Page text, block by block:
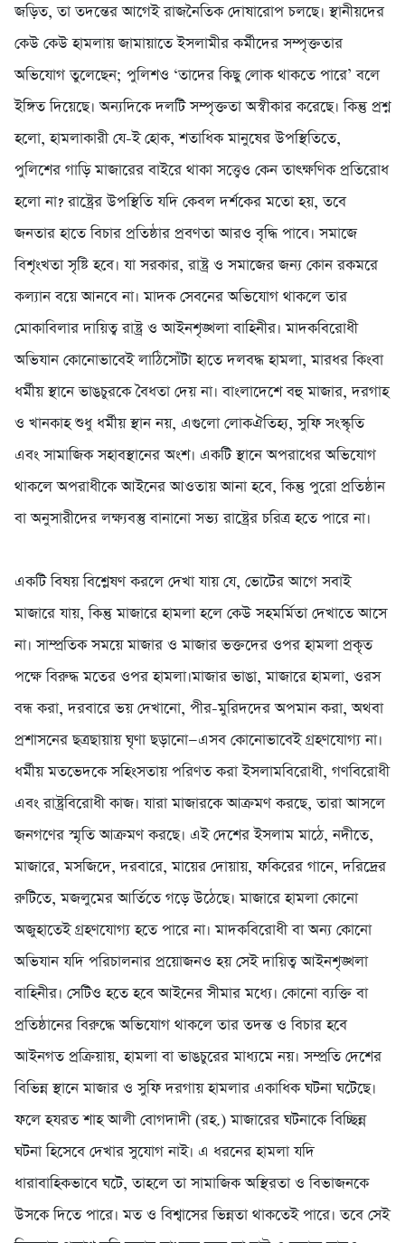
জড়িত, তা তদন্তের আগেই রাজনৈতিক দোষারোপ চলছে। স্থানীয়দের
কেউ কেউ হামলায় জামায়াতে ইসলামীর কর্মীদের সম্পৃক্ততার
অভিযোগ তুলেছেন; পুলিশও ‘তাদের কিছু লোক থাকতে পারে’ বলে
ইঙ্গিত দিয়েছে। অন্যদিকে দলটি সম্পৃক্ততা অস্বীকার করেছে। কিন্তু প্রশ্ন
হলো, হামলাকারী যে-ই হোক, শতাধিক মানুষের উপস্থিতিতে,
পুলিশের গাড়ি মাজারের বাইরে থাকা সত্ত্বেও কেন তাৎক্ষণিক প্রতিরোধ
হলো না? রাষ্ট্রের উপস্থিতি যদি কেবল দর্শকের মতো হয়, তবে
জনতার হাতে বিচার প্রতিষ্ঠার প্রবণতা আরও বৃদ্ধি পাবে। সমাজে
বিশৃংখতা সৃষ্টি হবে। যা সরকার, রাষ্ট্র ও সমাজের জন্য কোন রকমরে
কল্যান বয়ে আনবে না। মাদক সেবনের অভিযোগ থাকলে তার
মোকাবিলার দায়িত্ব রাষ্ট্র ও আইনশৃঙ্খলা বাহিনীর। মাদকবিরোধী
অভিযান কোনোভাবেই লাঠিসোঁটা হাতে দলবদ্ধ হামলা, মারধর কিংবা
ধর্মীয় স্থানে ভাঙচুরকে বৈধতা দেয় না। বাংলাদেশে বহু মাজার, দরগাহ
ও খানকাহ শুধু ধর্মীয় স্থান নয়, এগুলো লোকঐতিহ্য, সুফি সংস্কৃতি
এবং সামাজিক সহাবস্থানের অংশ। একটি স্থানে অপরাধের অভিযোগ
থাকলে অপরাধীকে আইনের আওতায় আনা হবে, কিন্তু পুরো প্রতিষ্ঠান
বা অনুসারীদের লক্ষ্যবস্তু বানানো সভ্য রাষ্ট্রের চরিত্র হতে পারে না।
‎একটি বিষয় বিশ্লেষণ করলে দেখা যায় যে, ভোটের আগে সবাই
মাজারে যায়, কিন্তু মাজারে হামলা হলে কেউ সহমর্মিতা দেখাতে আসে
না। সাম্প্রতিক সময়ে মাজার ও মাজার ভক্তদের ওপর হামলা প্রকৃত
পক্ষে বিরুদ্ধ মতের ওপর হামলা।মাজার ভাঙা, মাজারে হামলা, ওরস
বন্ধ করা, দরবারে ভয় দেখানো, পীর-মুরিদদের অপমান করা, অথবা
প্রশাসনের ছত্রছায়ায় ঘৃণা ছড়ানো—এসব কোনোভাবেই গ্রহণযোগ্য না।
ধর্মীয় মতভেদকে সহিংসতায় পরিণত করা ইসলামবিরোধী, গণবিরোধী
এবং রাষ্ট্রবিরোধী কাজ। যারা মাজারকে আক্রমণ করছে, তারা আসলে
জনগণের স্মৃতি আক্রমণ করছে। এই দেশের ইসলাম মাঠে, নদীতে,
মাজারে, মসজিদে, দরবারে, মায়ের দোয়ায়, ফকিরের গানে, দরিদ্রের
রুটিতে, মজলুমের আর্তিতে গড়ে উঠেছে। মাজারে হামলা কোনো
অজুহাতেই গ্রহণযোগ্য হতে পারে না। মাদকবিরোধী বা অন্য কোনো
অভিযান যদি পরিচালনার প্রয়োজনও হয় সেই দায়িত্ব আইনশৃঙ্খলা
বাহিনীর। সেটিও হতে হবে আইনের সীমার মধ্যে। কোনো ব্যক্তি বা
প্রতিষ্ঠানের বিরুদ্ধে অভিযোগ থাকলে তার তদন্ত ও বিচার হবে
আইনগত প্রক্রিয়ায়, হামলা বা ভাঙচুরের মাধ্যমে নয়। সম্প্রতি দেশের
বিভিন্ন স্থানে মাজার ও সুফি দরগায় হামলার একাধিক ঘটনা ঘটেছে।
ফলে হযরত শাহ আলী বোগদাদী (রহ.) মাজারের ঘটনাকে বিচ্ছিন্ন
ঘটনা হিসেবে দেখার সুযোগ নাই। এ ধরনের হামলা যদি
ধারাবাহিকভাবে ঘটে, তাহলে তা সামাজিক অস্থিরতা ও বিভাজনকে
উসকে দিতে পারে। মত ও বিশ্বাসের ভিন্নতা থাকতেই পারে। তবে সেই